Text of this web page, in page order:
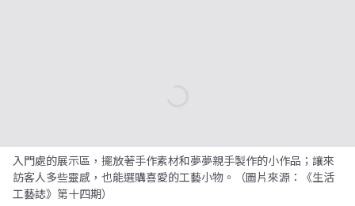
入門處的展示區，擺放著手作素材和夢夢親手製作的小作品；讓來
訪客人多些靈感，也能選購喜愛的工藝小物。（圖片來源：《生活
工藝誌》第十四期）